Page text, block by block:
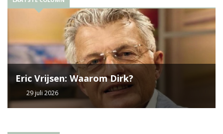
Eric Vrijsen: Waarom Dirk?
29 juli 2026